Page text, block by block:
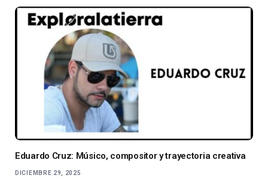
Eduardo Cruz: Músico, compositor y trayectoria creativa
DICIEMBRE 29, 2025